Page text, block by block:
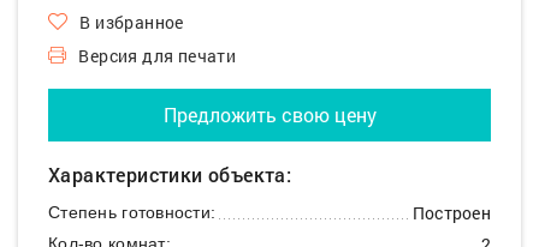
В избранное
Версия для печати
Предложить свою цену
Характеристики объекта:
Степень готовности: Построен
Кол-во комнат: